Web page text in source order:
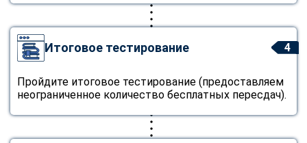
4
Итоговое тестирование
Пройдите итоговое тестирование (предоставляем
неограниченное количество бесплатных пересдач).